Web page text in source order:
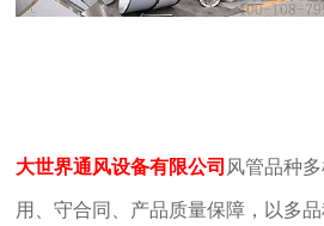
大世界通风设备有限公司 风管品种
用、守合同、产品质量保障，以多